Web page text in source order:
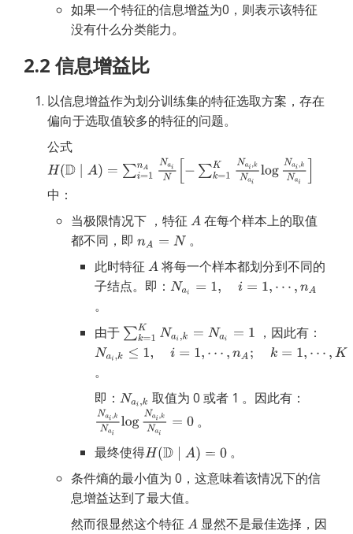
如果一个特征的信息增益为0，则表示该特征
没有什么分类能力。
2.2 信息增益比
以信息增益作为划分训练集的特征选取方案，存在
偏向于选取值较多的特征的问题。
公式
中：
当极限情况下 ，特征
在每个样本上的取值
都不同，即
。
此时特征
将每一个样本都划分到不同的
子结点。即：
。
由于
，因此有：
。
即：
取值为 0 或者 1 。因此有：
。
最终使得
。
条件熵的最小值为 0，这意味着该情况下的信
息增益达到了最大值。
然而很显然这个特征
显然不是最佳选择，因